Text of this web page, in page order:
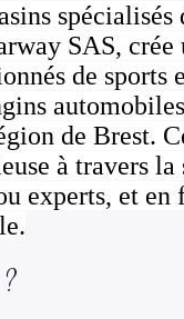
SAS,
de sports
de Brest.
à travers
experts, et